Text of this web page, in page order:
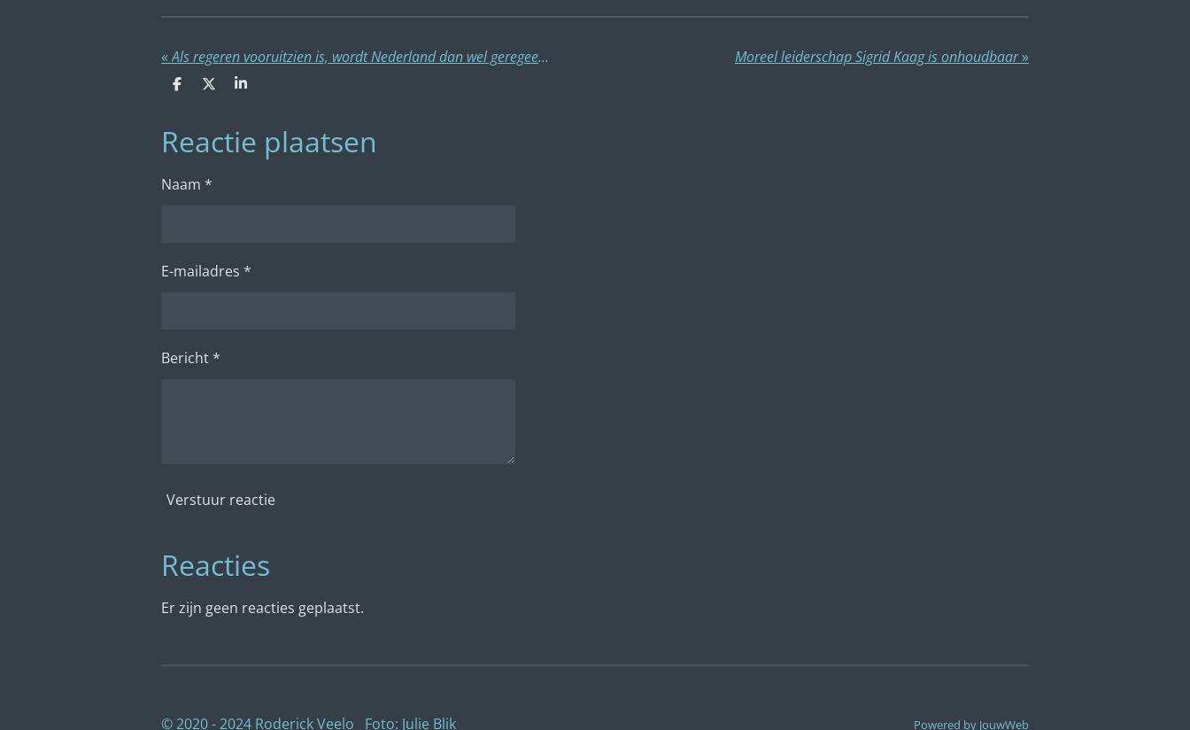
« Als regeren vooruitzien is, wordt Nederland dan wel geregeerd? Moreel leiderschap Sigrid Kaag is onhoudbaar »
D
e
n
D
S
e
Reactie plaatsen
Naam *
E-mailadres *
Bericht *
Verstuur reactie
Reacties
Er zijn geen reacties geplaatst.
© 2020 - 2024 Roderick Veelo Foto: Julie Blik Powered by JouwWeb